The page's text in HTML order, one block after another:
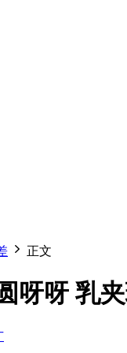
正文
呀呀 乳